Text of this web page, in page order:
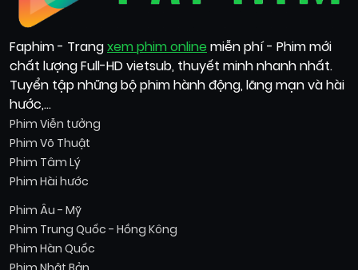
Faphim - Trangxem phim online miễn phí - Phim mới
chất lượng Full-HD vietsub, thuyết minh nhanh nhất.
Tuyển tập những bộ phim hành động, lãng mạn và hài
hước,...
Phim Viễn tưởng
Phim Võ Thuật
Phim Tâm Lý
Phim Hài hước
Phim Âu - Mỹ
Phim Trung Quốc - Hồng Kông
Phim Hàn Quốc